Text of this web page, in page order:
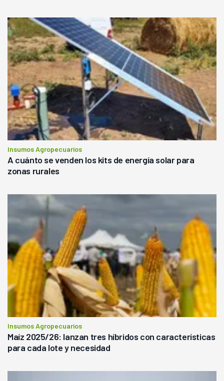
Insumos Agropecuarios
A cuánto se venden los kits de energía solar para
zonas rurales
Insumos Agropecuarios
Maíz 2025/26: lanzan tres híbridos con características
para cada lote y necesidad